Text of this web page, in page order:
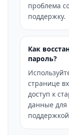
проблема
поддержку.
Как
пароль?
странице
доступ к
данные для